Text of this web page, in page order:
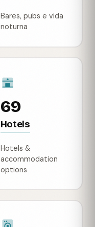
Bares, pubs e vida
noturna
69
Hotels
Hotels &
accommodation
options